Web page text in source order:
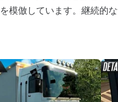
模倣しています。継続的